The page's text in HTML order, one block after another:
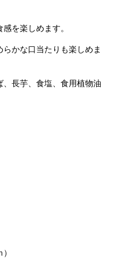
を楽しめます。
かな口当たりも楽しめま
長芋、食塩、食用植物油
）